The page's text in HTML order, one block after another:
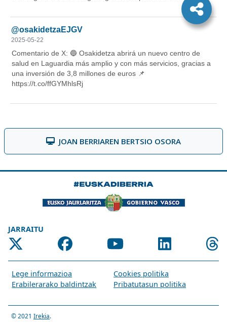
JOAN BERRIAREN BERTSIO OSORA
JARRAITU
Lege informazioa
Cookies politika
Erabilerarako baldintzak
Pribatutasun politika
© 2021 Irekia.